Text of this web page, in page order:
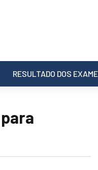
RESULTADO DOS